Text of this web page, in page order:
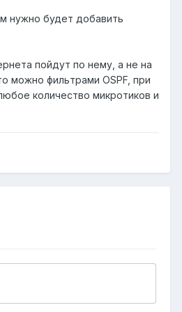
нужно будет добавить
пойдут по нему, а не на
можно фильтрами OSPF, при
количество микротиков и